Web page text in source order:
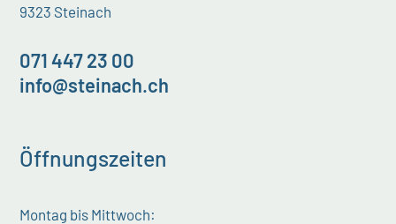
9323 Steinach
071 447 23 00
info@steinach.ch
Öffnungszeiten
Montag bis Mittwoch: